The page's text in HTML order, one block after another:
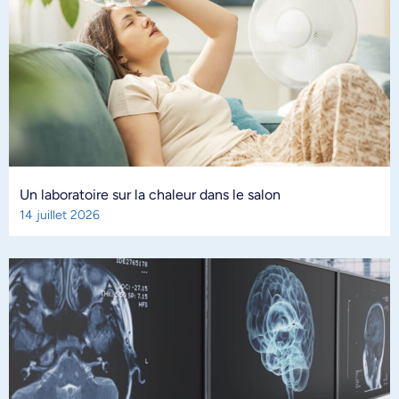
Un laboratoire sur la chaleur dans le salon
14 juillet 2026